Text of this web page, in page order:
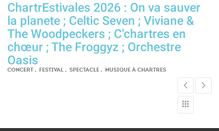
ChartrEstivales 2026 : On va sauver
la planete ; Celtic Seven ; Viviane &
The Woodpeckers ; C’chartres en
chœur ; The Froggyz ; Orchestre
Oasis
CONCERT , FESTIVAL , SPECTACLE , MUSIQUE À CHARTRES